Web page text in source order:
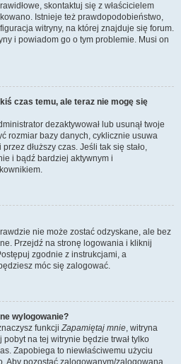
skontaktuj się z właścicielem
Istnieje też prawdopodobieństwo,
witryny, na której znajduje się forum.
i powiadom go o tym problemie. Musi on
czas temu, ale teraz nie mogę się
dezaktywował lub usunął twoje
rozmiar bazy danych, cyklicznie usuwa
dłuższy czas. Jeśli tak się stało,
i bądź bardziej aktywnym i
nie może zostać odzyskane, ale bez
Przejdź na stronę logowania i kliknij
zgodnie z instrukcjami, a
móc się zalogować.
wylogowanie?
funkcjiZapamiętaj mnie, witryna
na tej witrynie będzie trwał tylko
Zapobiega to niewłaściwemu użyciu
Aby pozostać zalogowanym/zalogowaną,